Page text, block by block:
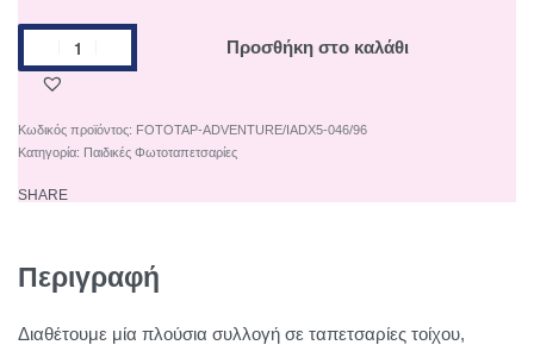
Προσθήκη στο καλάθι
FOTOTAP-ADVENTURE/IADX5-046/96
Κατηγορία: Παιδικές Φωτοταπετσαρίες
SHARE
Περιγραφή
Διαθέτουμε μία πλούσια συλλογή σε ταπετσαρίες τοίχου,